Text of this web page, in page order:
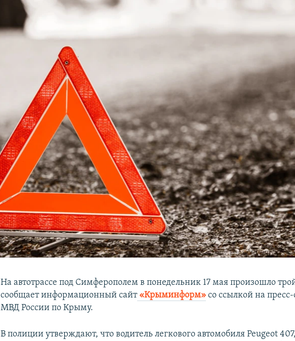
На автотрассе под Симферополем в понедельник 17 мая произошло
сообщает информационный сайт«Крыминформ» со ссылкой на
МВД России по Крыму.
В полиции утверждают, что водитель легкового автомобиля Peugeot